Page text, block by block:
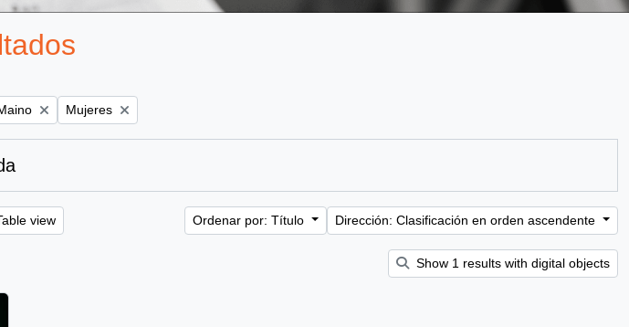
Remove filter:
Mujeres
view Ordenar por: Título Dirección: Clasificación en orden ascendente
Show 1 results with digital objects